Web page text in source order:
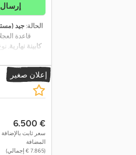
الحالة:جيد
, قاعدة
كابينة نهارية,
مساحة
إعلان صغير
‏6.500 €
سعر ثابت
المضافة
(‏7.865 € إجمالي)